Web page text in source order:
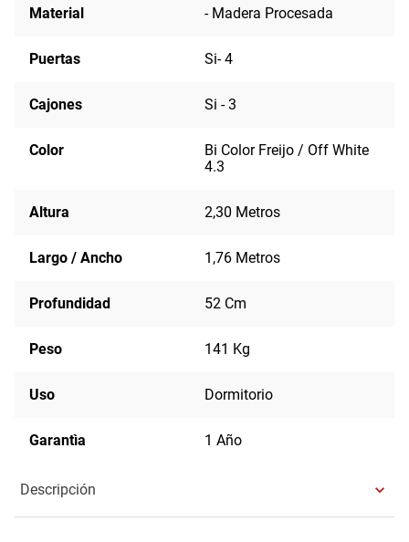
Material - Madera Procesada
Puertas Si- 4
Cajones Si - 3
Color
Bi Color Freijo / Off White
4.3
Altura 2,30 Metros
Largo / Ancho 1,76 Metros
Profundidad 52 Cm
Peso 141 Kg
Uso Dormitorio
Garantìa 1 Año
Descripción